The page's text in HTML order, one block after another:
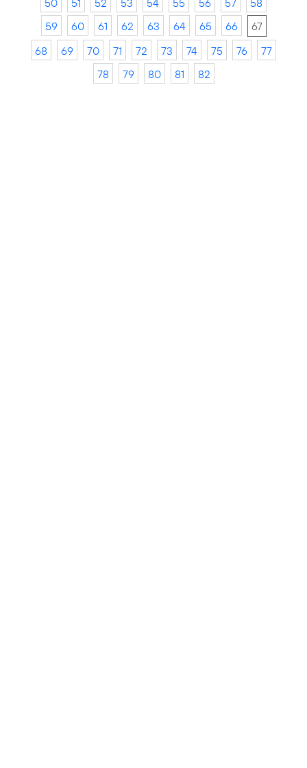
50
51 52 53 54 55 56 57
58
59
60 61 62 63 64 65 66
67
68
69 70 71 72 73 74 75 76
77
78
79 80 81 82